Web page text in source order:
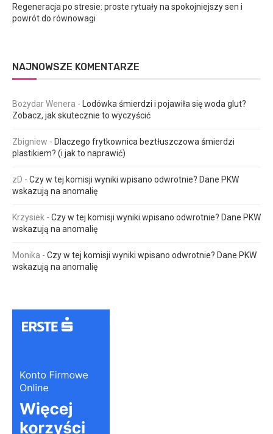
Regeneracja po stresie: proste rytuały na spokojniejszy sen i
powrót do równowagi
NAJNOWSZE KOMENTARZE
Bożydar Wenera -
Lodówka śmierdzi i pojawiła się woda glut?
Zobacz, jak skutecznie to wyczyścić
Zbigniew - Dlaczego frytkownica beztłuszczowa śmierdzi
plastikiem? (i jak to naprawić)
zD - Czy w tej komisji wyniki wpisano odwrotnie? Dane PKW
wskazują na anomalię
Krzysiek - Czy w tej komisji wyniki wpisano odwrotnie? Dane PKW
wskazują na anomalię
Monika - Czy w tej komisji wyniki wpisano odwrotnie? Dane PKW
wskazują na anomalię